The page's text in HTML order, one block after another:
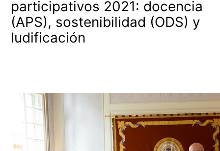
participativos 2021: docencia
(APS), sostenibilidad (ODS) y
ludificación